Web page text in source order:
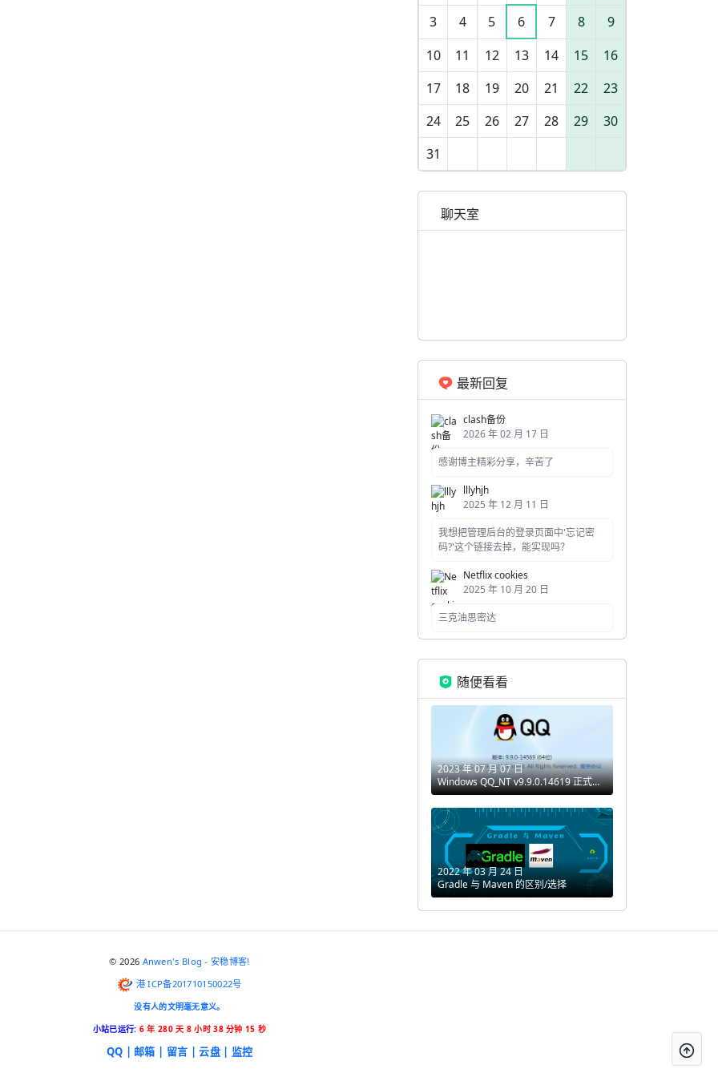
3
4 5 6 7 8
9
10
11 12 13 14 15
16
17
18 19 20 21 22
23
24
25 26 27 28 29
30
31
聊天室
最新回复
clash备份
2026 年 02 月 17 日
感谢博主精彩分享，辛苦了
lllyhjh
2025 年 12 月 11 日
我想把管理后台的登录页面中'忘记密
码?'这个链接去掉，能实现吗？
Netflix cookies
2025 年 10 月 20 日
三克油思密达
随便看看
2023 年 07 月 07 日
Windows QQ_NT v9.9.0.14619 正式版
(小版本更新)
2022 年 03 月 24 日
Gradle 与 Maven 的区别/选择
© 2026 Anwen's Blog - 安稳博客!
港 ICP备201710150022号
没有人的文明毫无意义。
小站已运行: 6 年 280 天 8 小时 38 分钟 16 秒
QQ | 邮箱 | 留言 | 云盘 | 监控